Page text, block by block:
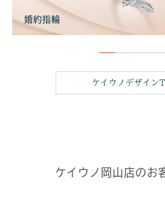
婚約指輪
ケイウノデザイン
ケイウノ岡山店のお